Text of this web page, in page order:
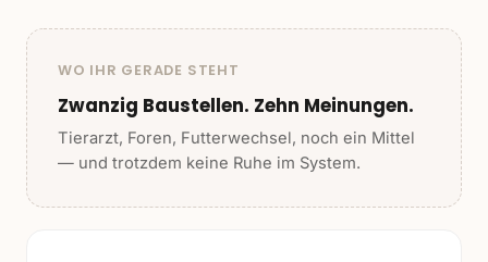
WO IHR GERADE STEHT
Zwanzig Baustellen. Zehn Meinungen.
Tierarzt, Foren, Futterwechsel, noch ein Mittel
— und trotzdem keine Ruhe im System.